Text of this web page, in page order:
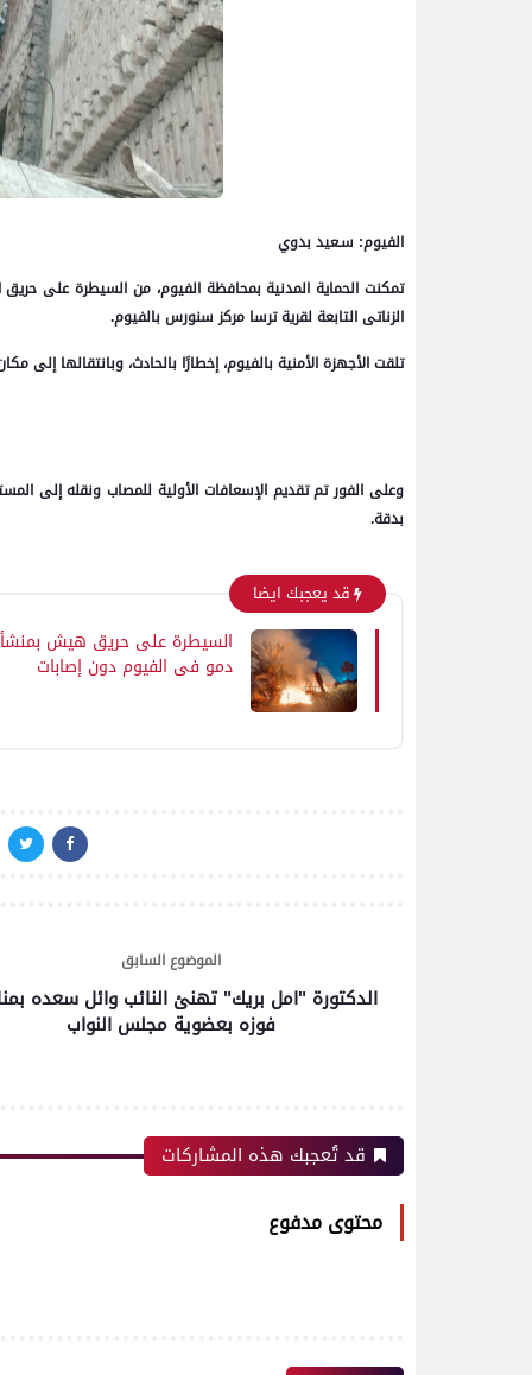
الفيوم: سـعيد بدوي
تمكنت الحماية المدنية بمحافظة الفيوم، من السيطرة على حريق
الزناتى التابعة لقرية ترسا مركز سنورس بالفيوم.
تلقت الأجهزة الأمنية بالفيوم، إخطارًا بالحادث، وبانتقالها
وعلى الفور تم تقديم الإسعافات الأولية للمصاب ونقله إلى
بدقة.
قد يعجبك ايضا
السيطرة على حريق هيش
دمو فى الفيوم دون إصابات
الموضوع السابق
الدكتورة "امل بريك" تهنئ النائب وائل سعده
فوزه بعضوية مجلس النواب
قد تُعجبك هذه المشاركات
محتوى مدفوع